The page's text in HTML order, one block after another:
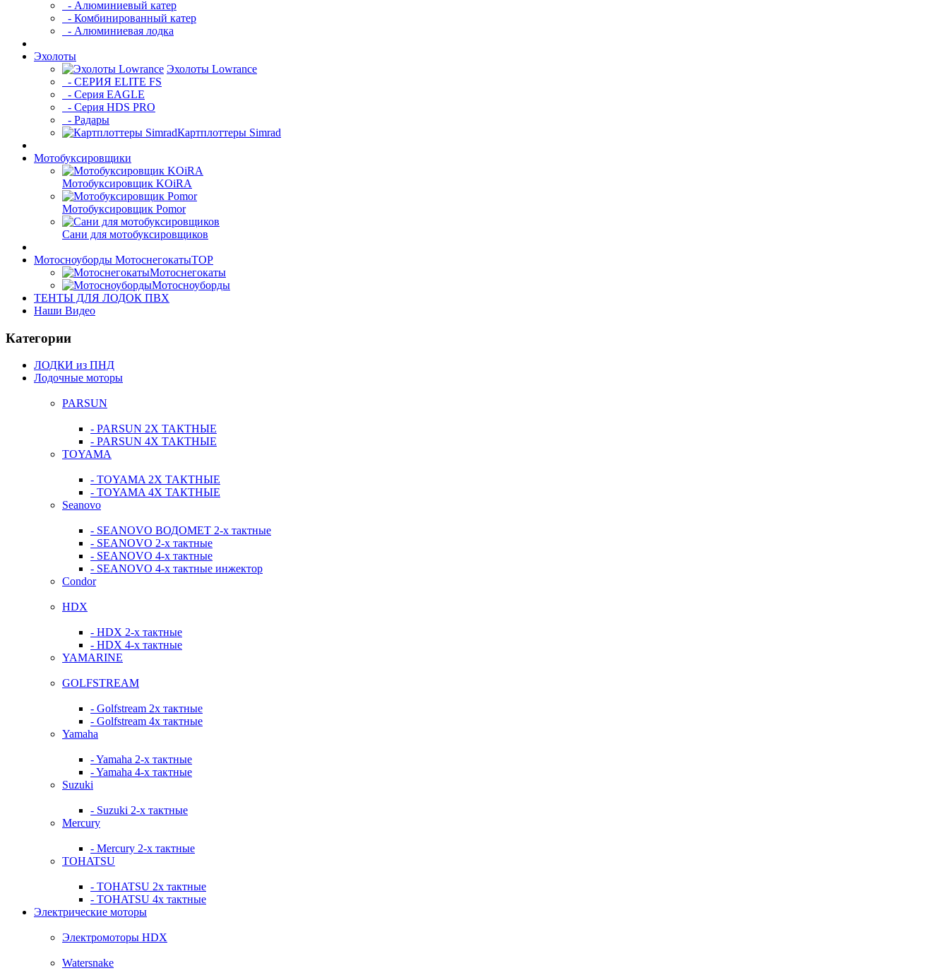
- Алюминиевый катер
- Комбинированный катер
- Алюминиевая лодка
Эхолоты
Эхолоты Lowrance
- СЕРИЯ ELITE FS
- Серия EAGLE
- Серия HDS PRO
- Радары
Картплоттеры Simrad
Мотобуксировщики
Мотобуксировщик KOiRA
Мотобуксировщик Pomor
Сани для мотобуксировщиков
Мотосноуборды МотоснегокатыTOP
Мотоснегокаты
Мотосноуборды
ТЕНТЫ ДЛЯ ЛОДОК ПВХ
Наши Видео
Категории
ЛОДКИ из ПНД
Лодочные моторы
PARSUN
- PARSUN 2Х ТАКТНЫЕ
- PARSUN 4Х ТАКТНЫЕ
TOYAMA
- TOYAMA 2Х ТАКТНЫЕ
- TOYAMA 4Х ТАКТНЫЕ
Seanovo
- SEANOVO ВОДОМЕТ 2-х тактные
- SEANOVO 2-х тактные
- SEANOVO 4-х тактные
- SEANOVO 4-х тактные инжектор
Condor
HDX
- HDX 2-х тактные
- HDX 4-х тактные
YAMARINE
GOLFSTREAM
- Golfstream 2х тактные
- Golfstream 4х тактные
Yamaha
- Yamaha 2-х тактные
- Yamaha 4-х тактные
Suzuki
- Suzuki 2-х тактные
Mercury
- Mercury 2-х тактные
TOHATSU
- TOHATSU 2х тактные
- TOHATSU 4х тактные
Электрические моторы
Электромоторы HDX
Watersnake